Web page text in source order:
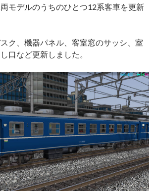
モデルのうちのひとつ12系客車を更新
ク、機器パネル、客室窓のサッシ、室
口など更新しました。